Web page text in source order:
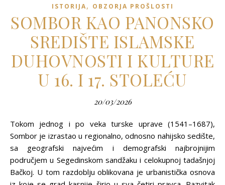
ISTORIJA, OBZORJA PROŠLOSTI
SOMBOR KAO PANONSKO
SREDIŠTE ISLAMSKE
DUHOVNOSTI I KULTURE
U 16. I 17. STOLEĆU
20/03/2026
Tokom jednog i po veka turske uprave (1541–1687),
Sombor je izrastao u regionalno, odnosno nahijsko sedište,
sa geografski najvećim i demografski najbrojnijim
područjem u Segedinskom sandžaku i celokupnoj tadašnjoj
Bačkoj. U tom razdoblju oblikovana je urbanistička osnova